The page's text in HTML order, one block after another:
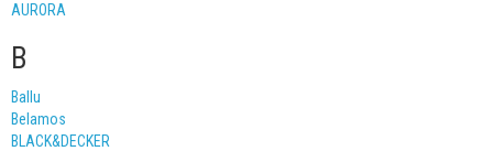
AURORA
B
Ballu
Belamos
BLACK&DECKER